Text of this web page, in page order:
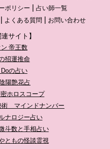
ポリシー
占い師一覧
よくある質問 お問い合わせ
サイト】
帝王数
招運推命
Doの占い
陽艶花占
ホロスコープ
術 マインドナンバー
ナロジー占い
斗数と手相占い
ともの怪談霊視